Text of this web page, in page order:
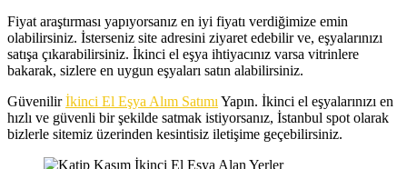
Fiyat araştırması yapıyorsanız en iyi fiyatı verdiğimize emin
olabilirsiniz. İsterseniz site adresini ziyaret edebilir ve, eşyalarınızı
satışa çıkarabilirsiniz. İkinci el eşya ihtiyacınız varsa vitrinlere
bakarak, sizlere en uygun eşyaları satın alabilirsiniz.
Güvenilirİkinci El Eşya Alım Satımı Yapın. İkinci el eşyalarınızı en
hızlı ve güvenli bir şekilde satmak istiyorsanız, İstanbul spot olarak
bizlerle sitemiz üzerinden kesintisiz iletişime geçebilirsiniz.